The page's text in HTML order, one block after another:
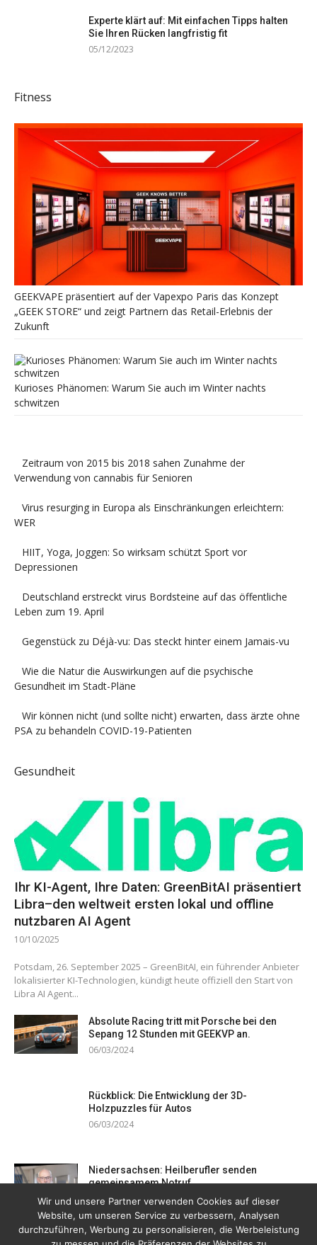
Experte klärt auf: Mit einfachen Tipps halten
Sie Ihren Rücken langfristig fit
05/12/2023
Fitness
GEEKVAPE präsentiert auf der Vapexpo Paris das Konzept
„GEEK STORE“ und zeigt Partnern das Retail-Erlebnis der
Zukunft
Kurioses Phänomen: Warum Sie auch im Winter nachts
schwitzen
Zeitraum von 2015 bis 2018 sahen Zunahme der
Verwendung von cannabis für Senioren
Virus resurging in Europa als Einschränkungen erleichtern:
WER
HIIT, Yoga, Joggen: So wirksam schützt Sport vor
Depressionen
Deutschland erstreckt virus Bordsteine auf das öffentliche
Leben zum 19. April
Gegenstück zu Déjà-vu: Das steckt hinter einem Jamais-vu
Wie die Natur die Auswirkungen auf die psychische
Gesundheit im Stadt-Pläne
Wir können nicht (und sollte nicht) erwarten, dass ärzte ohne
PSA zu behandeln COVID-19-Patienten
Gesundheit
Ihr KI-Agent, Ihre Daten: GreenBitAI präsentiert
Libra–den weltweit ersten lokal und offline
nutzbaren AI Agent
10/10/2025
Potsdam, 26. September 2025 – GreenBitAI, ein führender Anbieter
lokalisierter KI-Technologien, kündigt heute offiziell den Start von
Libra AI Agent...
Absolute Racing tritt mit Porsche bei den
Sepang 12 Stunden mit GEEKVP an.
06/03/2024
Rückblick: Die Entwicklung der 3D-
Holzpuzzles für Autos
06/03/2024
Niedersachsen: Heilberufler senden
gemeinsamem Notruf
19/12/2023
Wir und unsere Partner verwenden Cookies auf dieser
Website, um unseren Service zu verbessern, Analysen
durchzuführen, Werbung zu personalisieren, die Werbeleistung